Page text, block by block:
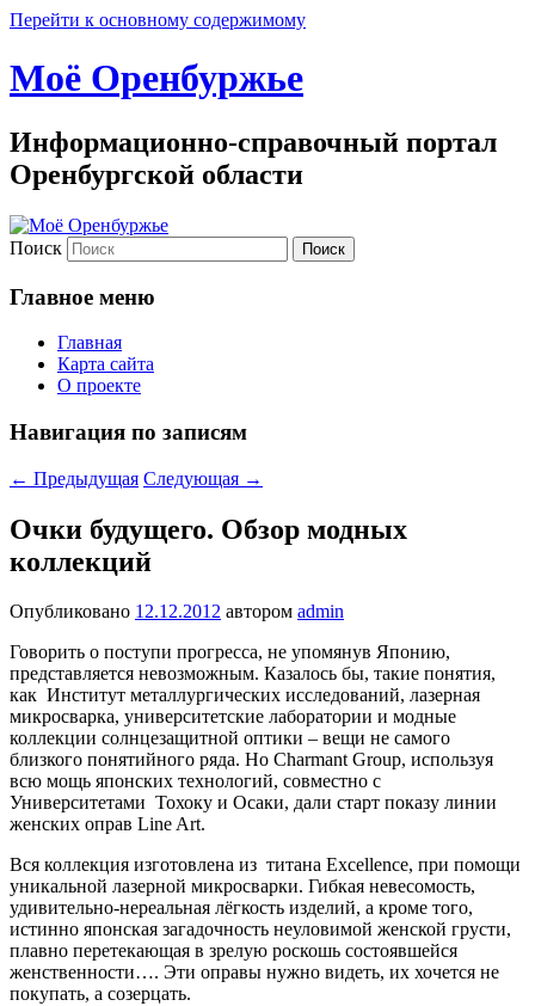
Перейти к основному содержимому
Моё Оренбуржье
Информационно-справочный портал
Оренбургской области
Поиск
Главное меню
Главная
Карта сайта
О проекте
Навигация по записям
← Предыдущая Следующая →
Очки будущего. Обзор модных
коллекций
Опубликовано 12.12.2012 автором admin
Говорить о поступи прогресса, не упомянув Японию,
представляется невозможным. Казалось бы, такие понятия,
как Институт металлургических исследований, лазерная
микросварка, университетские лаборатории и модные
коллекции солнцезащитной оптики – вещи не самого
близкого понятийного ряда. Но Charmant Group, используя
всю мощь японских технологий, совместно с
Университетами Тохоку и Осаки, дали старт показу линии
женских оправ Line Art.
Вся коллекция изготовлена из титана Excellence, при помощи
уникальной лазерной микросварки. Гибкая невесомость,
удивительно-нереальная лёгкость изделий, а кроме того,
истинно японская загадочность неуловимой женской грусти,
плавно перетекающая в зрелую роскошь состоявшейся
женственности…. Эти оправы нужно видеть, их хочется не
покупать, а созерцать.